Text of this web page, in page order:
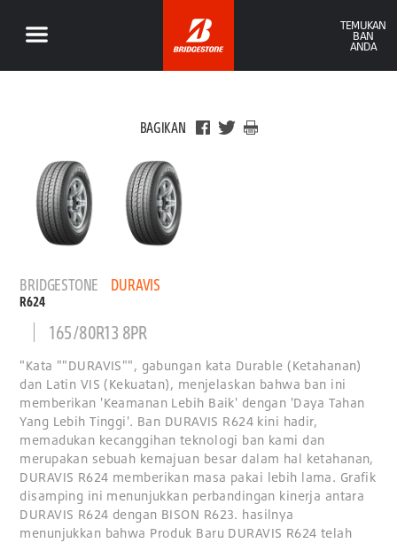
TEMUKAN
BAN
ANDA
BAGIKAN
BRIDGESTONE DURAVIS
R624
165/80R13 8PR
"Kata ""DURAVIS"", gabungan kata Durable (Ketahanan)
dan Latin VIS (Kekuatan), menjelaskan bahwa ban ini
memberikan 'Keamanan Lebih Baik' dengan 'Daya Tahan
Yang Lebih Tinggi'. Ban DURAVIS R624 kini hadir,
memadukan kecanggihan teknologi ban kami dan
merupakan sebuah kemajuan besar dalam hal ketahanan,
DURAVIS R624 memberikan masa pakai lebih lama. Grafik
disamping ini menunjukkan perbandingan kinerja antara
DURAVIS R624 dengan BISON R623. hasilnya
menunjukkan bahwa Produk Baru DURAVIS R624 telah